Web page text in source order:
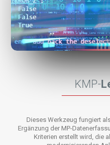
KMP-
Dieses Werkzeug fungiert
Ergänzung der MP-
Kriterien erstellt wird, die